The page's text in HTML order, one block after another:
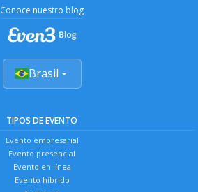
Conoce nuestro blog
Brasil
TIPOS DE EVENTO
Evento empresarial
Evento presencial
Evento en línea
Evento híbrido